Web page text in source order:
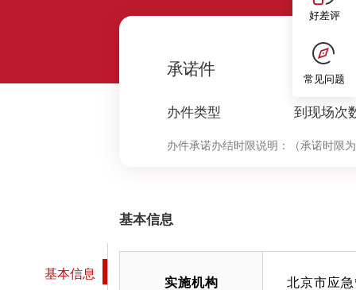
承诺件
办件类型
0
到现场次
办件承诺办结时限说明： （承诺时限
基本信息
基本信息
实施机构 北京市应
好差评
常见问题